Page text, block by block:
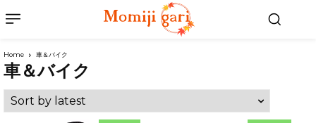
Home 車＆バイク
車＆バイク